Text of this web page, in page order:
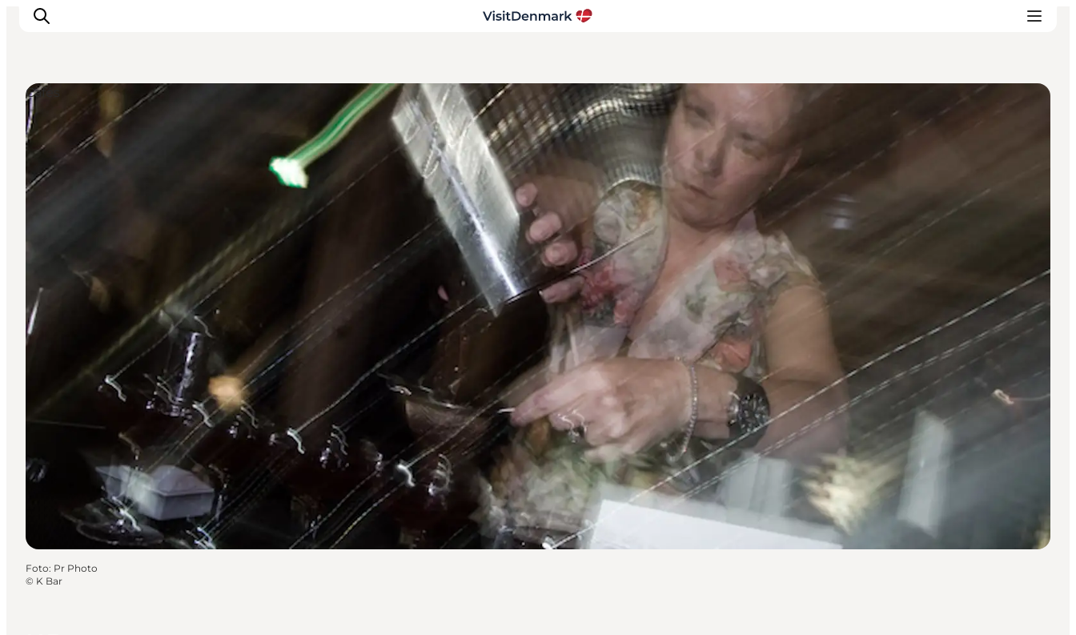
Inspiration
Regionen
Erlebnisse
Cafés
Foto: Pr Photo
© K Bar